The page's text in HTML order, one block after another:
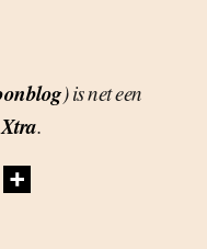
) is net een
Xtra.